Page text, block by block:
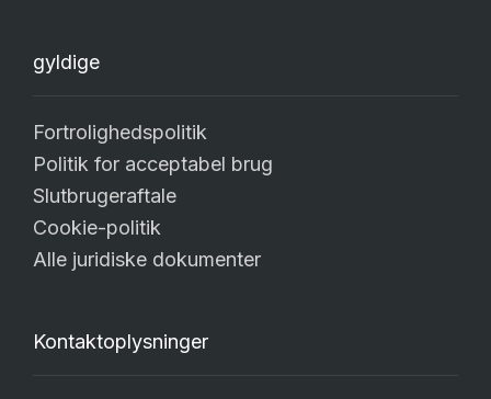
gyldige
Fortrolighedspolitik
Politik for acceptabel brug
Slutbrugeraftale
Cookie-politik
Alle juridiske dokumenter
Kontaktoplysninger